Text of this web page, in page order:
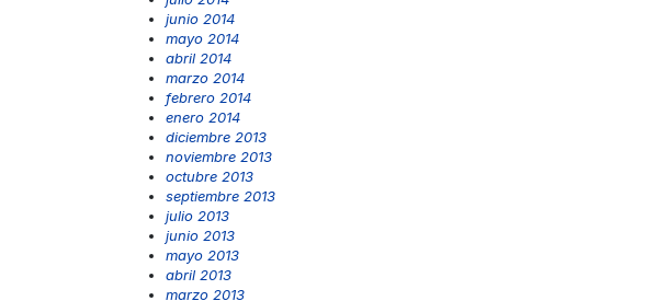
junio 2014
mayo 2014
abril 2014
marzo 2014
febrero 2014
enero 2014
diciembre 2013
noviembre 2013
octubre 2013
septiembre 2013
julio 2013
junio 2013
mayo 2013
abril 2013
marzo 2013